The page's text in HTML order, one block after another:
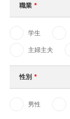
職業 *
学生
主婦主夫
性別 *
男性